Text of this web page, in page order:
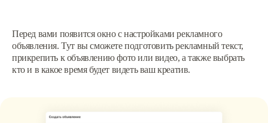
Перед вами появится окно с настройками рекламного
объявления. Тут вы сможете подготовить рекламный текст,
прикрепить к объявлению фото или видео, а также выбрать
кто и в какое время будет видеть ваш креатив.